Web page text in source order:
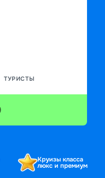
ТУРИСТЫ
Круизы класса
люкс и премиум